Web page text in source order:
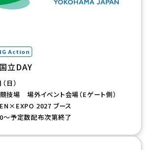
Action
立DAY
日）
技場 場外イベント会場（Eゲート側）
2027 ブース
～予定数配布次第終了
す）